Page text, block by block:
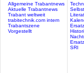
Allgemeine Trabantnews
Aktuelle Trabantnews
Trabant weltweit
trabitechnik.com intern
Trabantszene
Vorgestellt
SRI